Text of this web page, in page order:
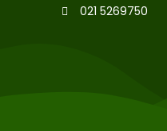
021 5269750